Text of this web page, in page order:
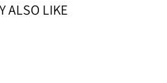
ALSO LIKE